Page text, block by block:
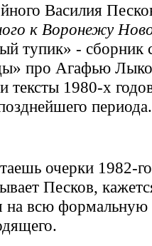
Василия
к Воронежу
тупик» - сборник
про Агафью
тексты 1980-х
периода.
очерки 1982-
Песков,
на всю формальную